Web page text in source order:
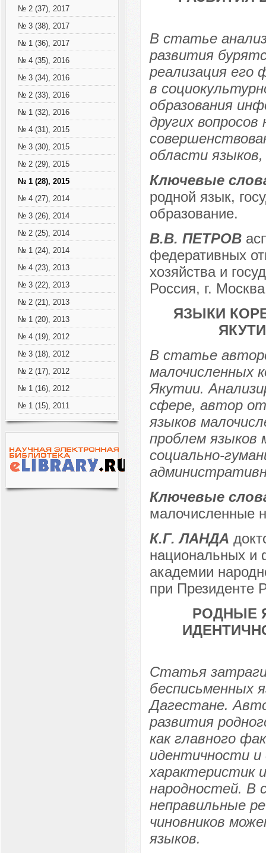
№ 2 (37), 2017
№ 3 (38), 2017
№ 1 (36), 2017
№ 4 (35), 2016
№ 3 (34), 2016
№ 2 (33), 2016
№ 1 (32), 2016
№ 4 (31), 2015
№ 3 (30), 2015
№ 2 (29), 2015
№ 1 (28), 2015
№ 4 (27), 2014
№ 3 (26), 2014
№ 2 (25), 2014
№ 1 (24), 2014
№ 4 (23), 2013
№ 3 (22), 2013
№ 2 (21), 2013
№ 1 (20), 2013
№ 4 (19), 2012
№ 3 (18), 2012
№ 2 (17), 2012
№ 1 (16), 2012
№ 1 (15), 2011
В статье
развития
реализация его
в
образования
других
области
Ключевые
родной язык,
образование.
В.В. ПЕТРОВ
федеративных
хозяйства и
Россия, г. Москва
ЯЗЫКИ
В статье
малочисленных
Якутии.
сфере, автор
языков
проблем языков
социально-
Ключевые
малочисленные
К.Г. ЛАНДА
национальных и
академии
при Президенте
РОДНЫЕ
Статья
бесписьменных
Дагестане.
развития
как главного
идентичности
характеристик
народностей. В
неправильные
чиновников
языков.